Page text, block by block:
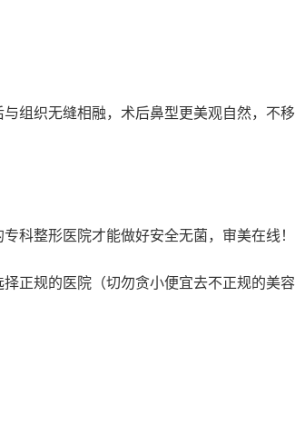
组织无缝相融，术后鼻型更美观自然，不移
科整形医院才能做好安全无菌，审美在线！
正规的医院（切勿贪小便宜去不正规的美容